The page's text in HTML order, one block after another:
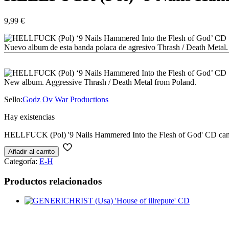
9,99 €
Nuevo album de esta banda polaca de agresivo Thrash / Death Metal.
New album. Aggressive Thrash / Death Metal from Poland.
Sello:Godz Ov War Productions
Hay existencias
HELLFUCK (Pol) '9 Nails Hammered Into the Flesh of God' CD
Añadir al carrito
Categoría: E-H
Productos relacionados